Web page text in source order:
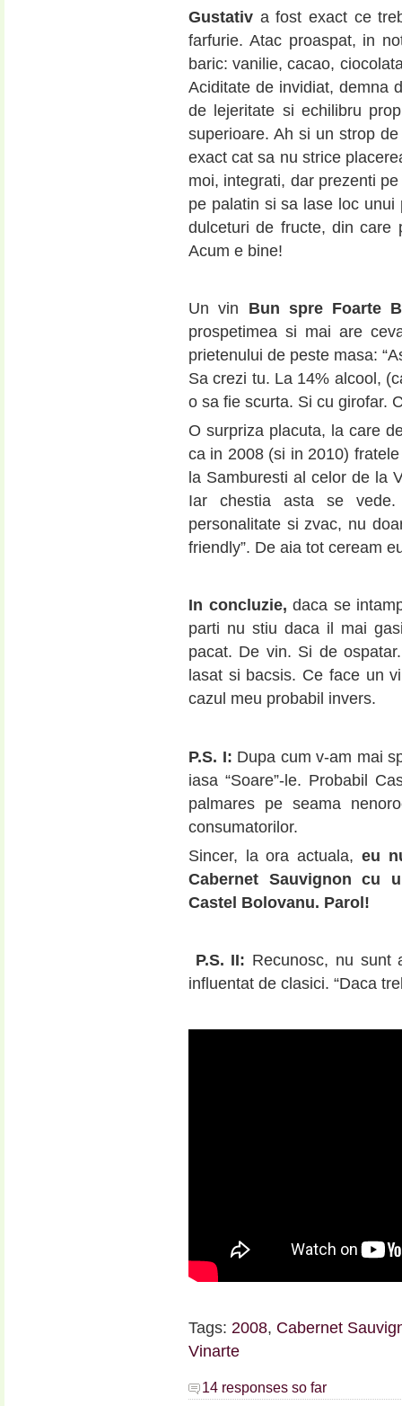
Gustativ a fost exact ce
farfurie. Atac proaspat, in
baric: vanilie, cacao,
Aciditate de invidiat, demna
de lejeritate si echilibru
superioare. Ah si un strop
exact cat sa nu strice
moi, integrati, dar prezenti
pe palatin si sa lase loc
dulceturi de fructe, din care
Acum e bine!
Un vin Bun spre Foarte
prospetimea si mai are
prietenului de peste masa:
Sa crezi tu. La 14% alcool,
o sa fie scurta. Si cu girofar.
O surpriza placuta, la care
ca in 2008 (si in 2010)
la Samburesti al celor de la
Iar chestia asta se
personalitate si zvac, nu
friendly”. De aia tot ceream
In concluzie, daca se
parti nu stiu daca il mai
pacat. De vin. Si de
lasat si bacsis. Ce face un
cazul meu probabil invers.
P.S. I: Dupa cum v-am mai
iasa “Soare”-le. Probabil
palmares pe seama
consumatorilor.
Sincer, la ora actuala, eu
Cabernet Sauvignon cu
Castel Bolovanu. Parol!
P.S. II: Recunosc, nu
influentat de clasici. “Daca
Tags: 2008, Cabernet
Vinarte
14 responses so far